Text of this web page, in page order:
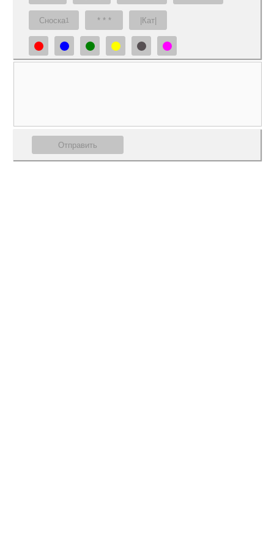
Сноска1 * * * |Кат|